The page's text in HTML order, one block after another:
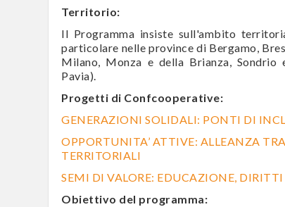
Territorio:
Il Programma insiste sull'ambito
particolare nelle province di Bergamo,
Milano, Monza e della Brianza,
Pavia).
Progetti di Confcooperative:
GENERAZIONI SOLIDALI: PONTI DI
OPPORTUNITA’ ATTIVE: ALLEANZA
TERRITORIALI
SEMI DI VALORE: EDUCAZIONE,
Obiettivo del programma: